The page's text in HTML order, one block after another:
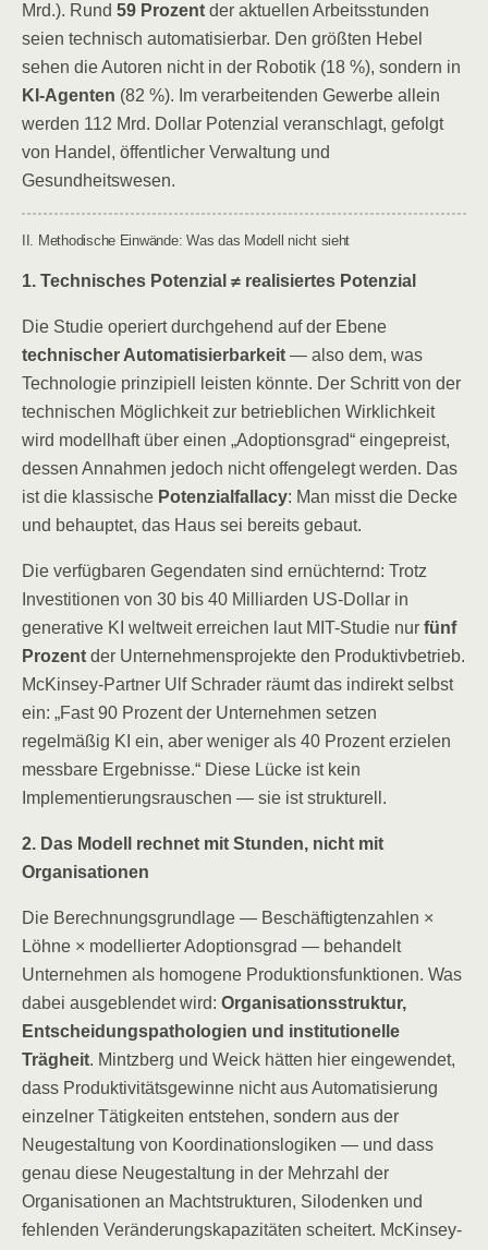
Mrd.). Rund 59 Prozent der aktuellen Arbeitsstunden
seien technisch automatisierbar. Den größten Hebel
sehen die Autoren nicht in der Robotik (18 %), sondern in
KI-Agenten (82 %). Im verarbeitenden Gewerbe allein
werden 112 Mrd. Dollar Potenzial veranschlagt, gefolgt
von Handel, öffentlicher Verwaltung und
Gesundheitswesen.
II. Methodische Einwände: Was das Modell nicht sieht
1. Technisches Potenzial ≠ realisiertes Potenzial
Die Studie operiert durchgehend auf der Ebene
technischer Automatisierbarkeit — also dem, was
Technologie prinzipiell leisten könnte. Der Schritt von der
technischen Möglichkeit zur betrieblichen Wirklichkeit
wird modellhaft über einen „Adoptionsgrad“ eingepreist,
dessen Annahmen jedoch nicht offengelegt werden. Das
ist die klassische Potenzialfallacy: Man misst die Decke
und behauptet, das Haus sei bereits gebaut.
Die verfügbaren Gegendaten sind ernüchternd: Trotz
Investitionen von 30 bis 40 Milliarden US-Dollar in
generative KI weltweit erreichen laut MIT-Studie nur fünf
Prozent der Unternehmensprojekte den Produktivbetrieb.
McKinsey-Partner Ulf Schrader räumt das indirekt selbst
ein: „Fast 90 Prozent der Unternehmen setzen
regelmäßig KI ein, aber weniger als 40 Prozent erzielen
messbare Ergebnisse.“ Diese Lücke ist kein
Implementierungsrauschen — sie ist strukturell.
2. Das Modell rechnet mit Stunden, nicht mit
Organisationen
Die Berechnungsgrundlage — Beschäftigtenzahlen ×
Löhne × modellierter Adoptionsgrad — behandelt
Unternehmen als homogene Produktionsfunktionen. Was
dabei ausgeblendet wird: Organisationsstruktur,
Entscheidungspathologien und institutionelle
Trägheit. Mintzberg und Weick hätten hier eingewendet,
dass Produktivitätsgewinne nicht aus Automatisierung
einzelner Tätigkeiten entstehen, sondern aus der
Neugestaltung von Koordinationslogiken — und dass
genau diese Neugestaltung in der Mehrzahl der
Organisationen an Machtstrukturen, Silodenken und
fehlenden Veränderungskapazitäten scheitert. McKinsey-